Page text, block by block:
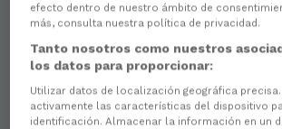
efecto dentro de nuestro ámbito de
más, consulta nuestra política de privacidad.
Tanto nosotros como nuestros
los datos para proporcionar:
Utilizar datos de localización geográfica
activamente las características del dispositivo
identificación. Almacenar la información en un